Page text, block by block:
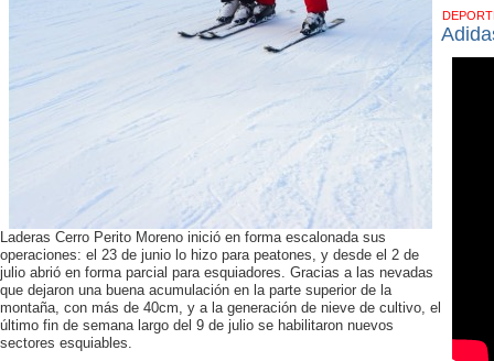
Laderas Cerro Perito Moreno inició en forma escalonada sus
operaciones: el 23 de junio lo hizo para peatones, y desde el 2 de
julio abrió en forma parcial para esquiadores. Gracias a las nevadas
que dejaron una buena acumulación en la parte superior de la
montaña, con más de 40cm, y a la generación de nieve de cultivo, el
último fin de semana largo del 9 de julio se habilitaron nuevos
sectores esquiables.